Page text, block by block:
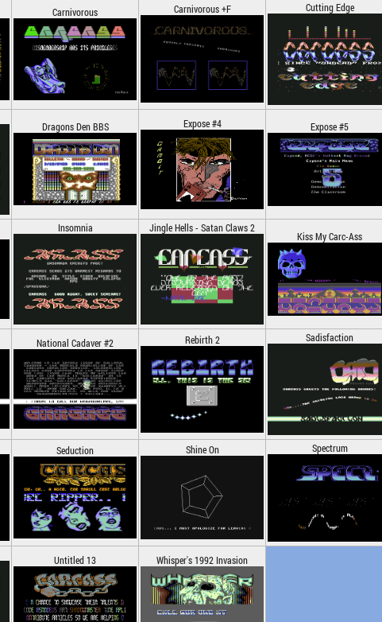
Carnivorous Carnivorous +F Cutting Edge
Dragons Den BBS Expose #4 Expose #5
Insomnia Jingle Hells - Satan Claws 2
Kiss My Carc-Ass
National Cadaver #2 Rebirth 2 Sadisfaction
Seduction Shine On Spectrum
Untitled 13 Whisper's 1992 Invasion